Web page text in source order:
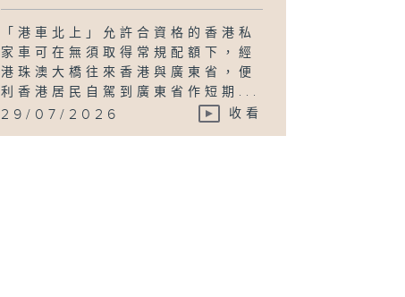
「港車北上」允許合資格的香港私
家車可在無須取得常規配額下，經
港珠澳大橋往來香港與廣東省，便
利香港居民自駕到廣東省作短期...
29/07/2026 收看